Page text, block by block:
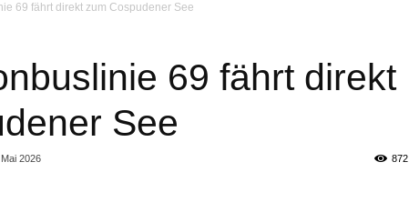
69 fährt direkt zum Cospudener See
69 fährt direkt
See
2026 872